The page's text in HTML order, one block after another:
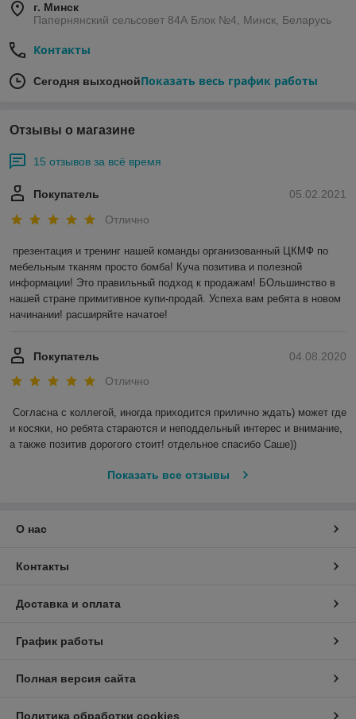
г. Минск
Папернянский сельсовет 84А Блок №4, Минск, Беларусь
Контакты
Сегодня выходнойПоказать весь график работы
Отзывы о магазине
15 отзывов за всё время
05.02.2021
Покупатель
Отлично
презентация и тренинг нашей команды организованный ЦКМФ по
мебельным тканям просто бомба! Куча позитива и полезной
информации! Это правильный подход к продажам! БОльшинство в
нашей стране примитивное купи-продай. Успеха вам ребята в новом
начинании! расширяйте начатое!
04.08.2020
Покупатель
Отлично
Согласна с коллегой, иногда приходится прилично ждать) может где
и косяки, но ребята стараются и неподдельный интерес и внимание,
а также позитив дорогого стоит! отдельное спасибо Саше))
Показать все отзывы
О нас
Контакты
Доставка и оплата
График работы
Полная версия сайта
Политика обработки cookies